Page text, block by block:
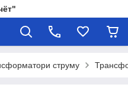
струму